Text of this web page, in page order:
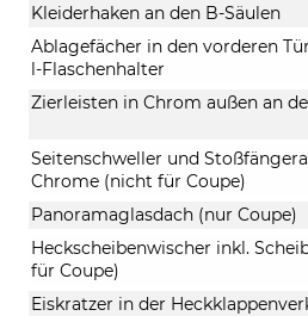
Kleiderhaken an den B-Säulen
Ablagefächer in den vorderen
l-Flaschenhalter
Zierleisten in Chrom außen an
Seitenschweller und
Chrome (nicht für Coupe)
Panoramaglasdach (nur Coupe)
Heckscheibenwischer inkl.
für Coupe)
Eiskratzer in der